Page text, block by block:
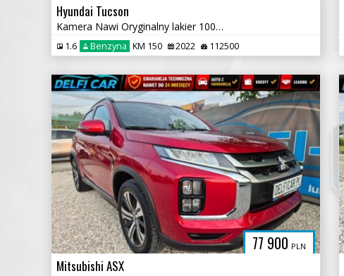
Hyundai Tucson
Kamera Nawi Oryginalny lakier 100% Bezwypadkowy
1.6 Benzyna KM 150 2022 112500
77 900 PLN
Mitsubishi ASX